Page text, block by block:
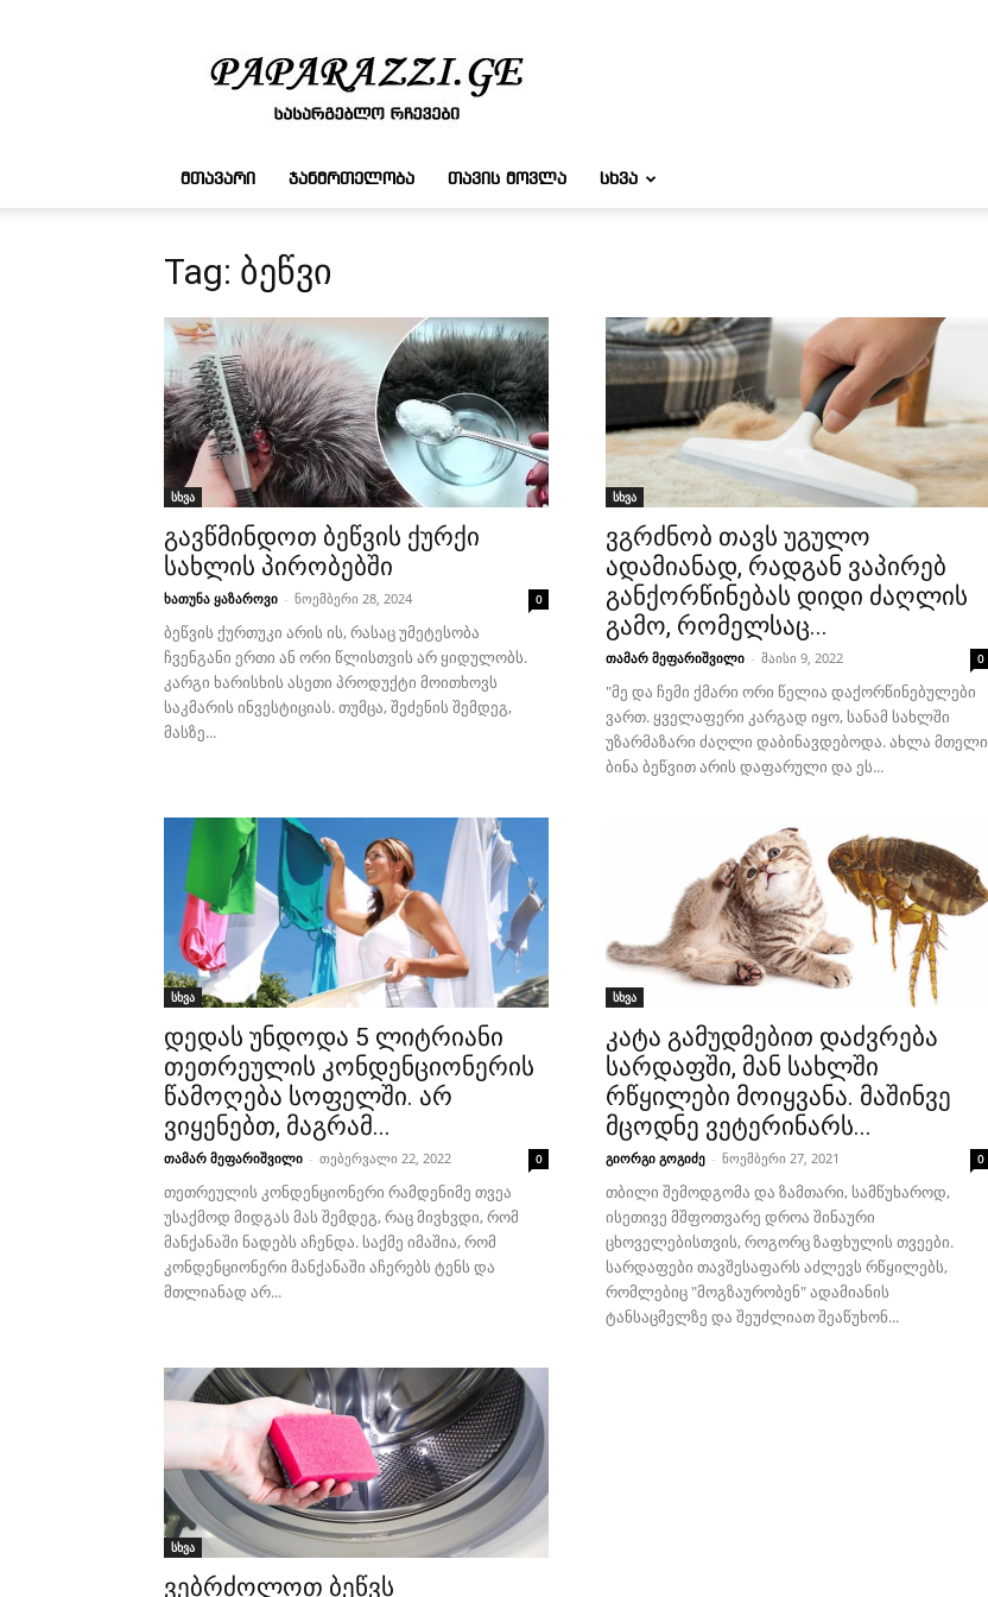
რჩევები
ᲛᲗᲐᲕᲐᲠᲘ ᲯᲐᲜᲛᲠᲗᲔᲚᲝᲑᲐ ᲗᲐᲕᲘᲡ ᲛᲝᲕᲚᲐ ᲡᲮᲕᲐ
Tag: ბეწვი
სხვა
გავწმინდოთ ბეწვის ქურქი
სახლის პირობებში
ხათუნა ყაზაროვი - ნოემბერი 28, 2024 0
ბეწვის ქურთუკი არის ის, რასაც უმეტესობა
ჩვენგანი ერთი ან ორი წლისთვის არ ყიდულობს.
კარგი ხარისხის ასეთი პროდუქტი მოითხოვს
საკმარის ინვესტიციას. თუმცა, შეძენის შემდეგ,
მასზე...
სხვა
ვგრძნობ თავს უგულო
ადამიანად, რადგან ვაპირებ
განქორწინებას დიდი ძაღლის
გამო, რომელსაც...
თამარ მეფარიშვილი - მაისი 9, 2022 0
"მე და ჩემი ქმარი ორი წელია დაქორწინებულები
ვართ. ყველაფერი კარგად იყო, სანამ სახლში
უზარმაზარი ძაღლი დაბინავდებოდა. ახლა მთელი
ბინა ბეწვით არის დაფარული და ეს...
სხვა
დედას უნდოდა 5 ლიტრიანი
თეთრეულის კონდენციონერის
წამოღება სოფელში. არ
ვიყენებთ, მაგრამ...
თამარ მეფარიშვილი - თებერვალი 22, 2022 0
თეთრეულის კონდენციონერი რამდენიმე თვეა
უსაქმოდ მიდგას მას შემდეგ, რაც მივხვდი, რომ
მანქანაში ნადებს აჩენდა. საქმე იმაშია, რომ
კონდენციონერი მანქანაში აჩერებს ტენს და
მთლიანად არ...
სხვა
კატა გამუდმებით დაძვრება
სარდაფში, მან სახლში
რწყილები მოიყვანა. მაშინვე
მცოდნე ვეტერინარს...
გიორგი გოგიძე - ნოემბერი 27, 2021 0
თბილი შემოდგომა და ზამთარი, სამწუხაროდ,
ისეთივე მშფოთვარე დროა შინაური
ცხოველებისთვის, როგორც ზაფხულის თვეები.
სარდაფები თავშესაფარს აძლევს რწყილებს,
რომლებიც "მოგზაურობენ" ადამიანის
ტანსაცმელზე და შეუძლიათ შეაწუხონ...
სხვა
ვებრძოლოთ ბეწვს